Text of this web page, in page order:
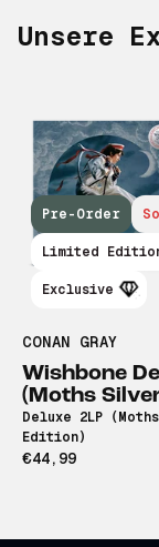
Unsere
Pre-Order
Limited
Exclusive
CONAN GRAY
Wishbone
(Moths
Deluxe 2LP
Edition)
€44,99